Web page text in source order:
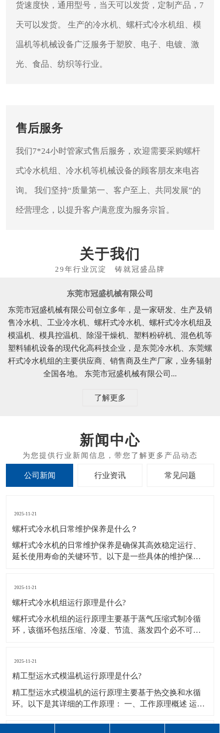
货速度快，通用型号，当天可以发货，定制产品，7
天可以发货。 生产的冷水机、螺杆式冷水机组、模
温机等机械设备广泛服务于塑胶、电子、电镀、激
光、食品、纺织等行业。
售后服务
我们7*24小时管家式售后服务，欢迎需要采购螺杆
式冷水机组、冷水机等机械设备的顾客朋友来电咨
询。 我们坚持“质量第一、客户至上、共同发展”的
经营理念，以提升客户满意度为服务宗旨。
关于我们
东莞市冠盛机械有限公司
东莞市冠盛机械有限公司创立多年，是一家研发、生产及销
售冷水机、工业冷水机、螺杆式冷水机、螺杆式冷水机组及
模温机、模具控温机、除湿干燥机、塑料粉碎机、混色机等
塑料辅机设备的现代化高科技企业，是东莞冷水机、东莞螺
杆式冷水机组的主要供应商、销售商及生产厂家，业务辐射
全国各地。 东莞市冠盛机械有限公司...
了解更多
新闻中心
公司新闻 行业资讯 常见问题
2025-11-21
螺杆式冷水机日常维护保养是什么？
螺杆式冷水机的日常维护保养是确保其高效稳定运行、
延长使用寿命的关键环节。以下是一些具体的维护保养
正常范围内运行。 记录运行数据，便于发现异常趋势，
及时采取措施。 清洁与除尘： 保持
2025-11-21
螺杆式冷水机组运行原理是什么?
螺杆式冷水机组的运行原理主要基于蒸气压缩式制冷循
环，该循环包括压缩、冷凝、节流、蒸发四个必不可少
电动机）通过压缩机叶轮对其施加能量，使制冷剂蒸汽
的压力提高并进入冷凝器。与此同时，制冷剂蒸汽
2025-11-21
精工型运水式模温机运行原理是什么?
精工型运水式模温机的运行原理主要基于热交换和水循
环。以下是其详细的工作原理： 一、工作原理概述 运水
的温控设备。其工作原理是通过循环泵驱动水经过加热